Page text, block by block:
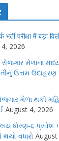
भर्ती परीक्षा में बड़ा
2026
મેળાના
ઉત્તમ ઉદાહરણ
મેળા થકી
August 4, 2026
ધોરણ-૬ પ્રવેશ
વધારો